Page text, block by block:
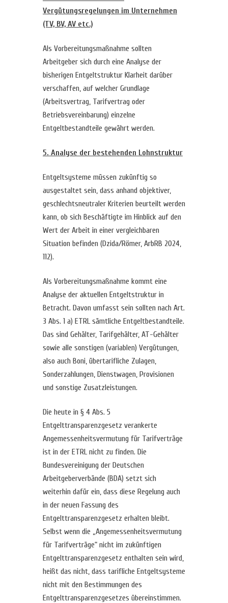
Vergütungsregelungen im Unternehmen
(TV, BV, AV etc.)
Als Vorbereitungsmaßnahme sollten
Arbeitgeber sich durch eine Analyse der
bisherigen Entgeltstruktur Klarheit darüber
verschaffen, auf welcher Grundlage
(Arbeitsvertrag, Tarifvertrag oder
Betriebsvereinbarung) einzelne
Entgeltbestandteile gewährt werden.
5. Analyse der bestehenden Lohnstruktur
Entgeltsysteme müssen zukünftig so
ausgestaltet sein, dass anhand objektiver,
geschlechtsneutraler Kriterien beurteilt werden
kann, ob sich Beschäftigte im Hinblick auf den
Wert der Arbeit in einer vergleichbaren
Situation befinden (Dzida/Römer, ArbRB 2024,
112).
Als Vorbereitungsmaßnahme kommt eine
Analyse der aktuellen Entgeltstruktur in
Betracht. Davon umfasst sein sollten nach Art.
3 Abs. 1 a) ETRL sämtliche Entgeltbestandteile.
Das sind Gehälter, Tarifgehälter, AT-Gehälter
sowie alle sonstigen (variablen) Vergütungen,
also auch Boni, übertarifliche Zulagen,
Sonderzahlungen, Dienstwagen, Provisionen
und sonstige Zusatzleistungen.
Die heute in § 4 Abs. 5
Entgelttransparenzgesetz verankerte
Angemessenheitsvermutung für Tarifverträge
ist in der ETRL nicht zu finden. Die
Bundesvereinigung der Deutschen
Arbeitgeberverbände (BDA) setzt sich
weiterhin dafür ein, dass diese Regelung auch
in der neuen Fassung des
Entgelttransparenzgesetz erhalten bleibt.
Selbst wenn die „Angemessenheitsvermutung
für Tarifverträge“ nicht im zukünftigen
Entgelttransparenzgesetz enthalten sein wird,
heißt das nicht, dass tarifliche Entgeltsysteme
nicht mit den Bestimmungen des
Entgelttransparenzgesetzes übereinstimmen.